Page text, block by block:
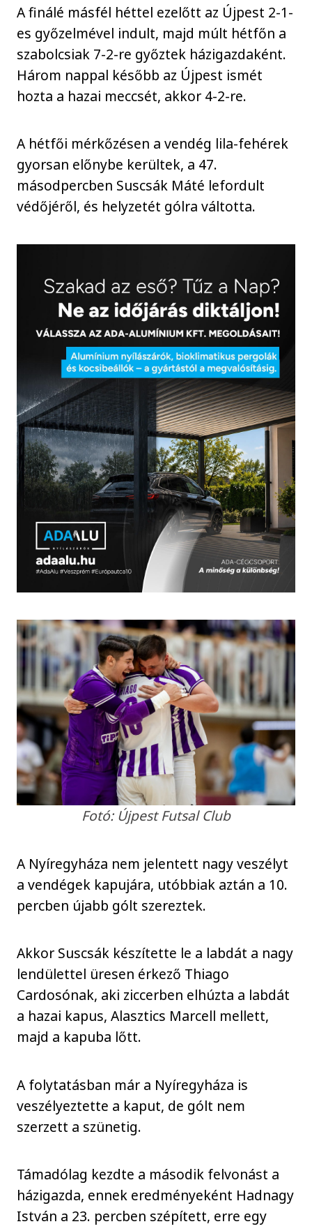
A finálé másfél héttel ezelőtt az Újpest 2-1-
es győzelmével indult, majd múlt hétfőn a
szabolcsiak 7-2-re győztek házigazdaként.
Három nappal később az Újpest ismét
hozta a hazai meccsét, akkor 4-2-re.
A hétfői mérkőzésen a vendég lila-fehérek
gyorsan előnybe kerültek, a 47.
másodpercben Suscsák Máté lefordult
védőjéről, és helyzetét gólra váltotta.
Fotó: Újpest Futsal Club
A Nyíregyháza nem jelentett nagy veszélyt
a vendégek kapujára, utóbbiak aztán a 10.
percben újabb gólt szereztek.
Akkor Suscsák készítette le a labdát a nagy
lendülettel üresen érkező Thiago
Cardosónak, aki ziccerben elhúzta a labdát
a hazai kapus, Alasztics Marcell mellett,
majd a kapuba lőtt.
A folytatásban már a Nyíregyháza is
veszélyeztette a kaput, de gólt nem
szerzett a szünetig.
Támadólag kezdte a második felvonást a
házigazda, ennek eredményeként Hadnagy
István a 23. percben szépített, erre egy